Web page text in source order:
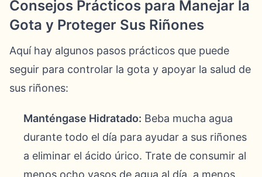
Consejos Prácticos para Manejar la
Gota y Proteger Sus Riñones
Aquí hay algunos pasos prácticos que puede
seguir para controlar la gota y apoyar la salud de
sus riñones:
Manténgase Hidratado: Beba mucha agua
durante todo el día para ayudar a sus riñones
a eliminar el ácido úrico. Trate de consumir al
menos ocho vasos de agua al día, a menos